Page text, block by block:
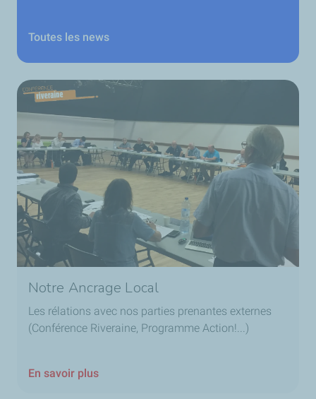
Toutes les news
Notre Ancrage Local
Les rélations avec nos parties prenantes externes
(Conférence Riveraine, Programme Action!...)
En savoir plus